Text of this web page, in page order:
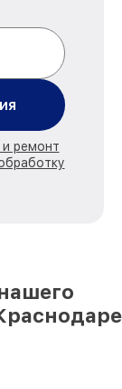
и ремонт